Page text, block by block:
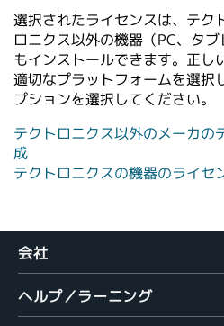
DEUTSCH
VIỆT NAM
韓国語
選択されたライセンスは、テク
ロニクス以外の機器（PC、タ
もインストールできます。正し
適切なプラットフォームを選択
プションを選択してください。
テクトロニクス以外のメーカの
成
テクトロニクスの機器のライセ
会社
ヘルプ／ラーニング